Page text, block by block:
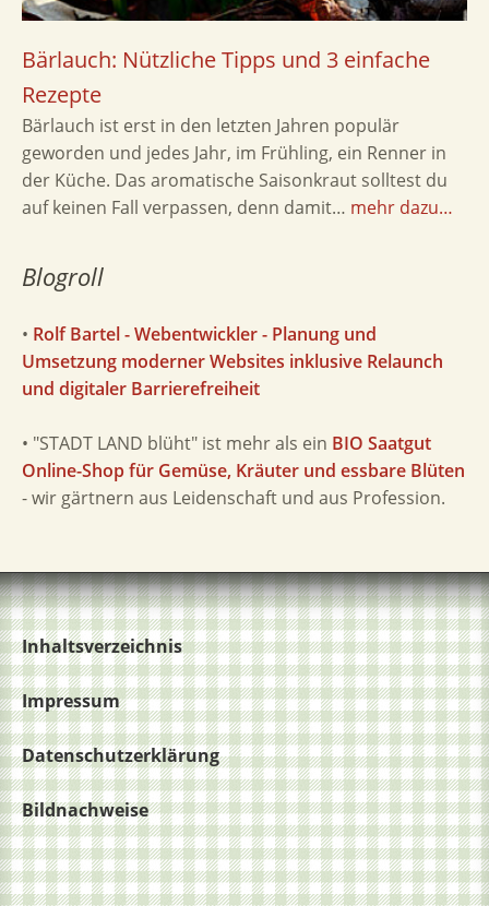
Bärlauch: Nützliche Tipps und 3 einfache
Rezepte
Bärlauch ist erst in den letzten Jahren populär
geworden und jedes Jahr, im Frühling, ein Renner in
der Küche. Das aromatische Saisonkraut solltest du
auf keinen Fall verpassen, denn damit… mehr dazu…
Blogroll
• Rolf Bartel - Webentwickler - Planung und
Umsetzung moderner Websites inklusive Relaunch
und digitaler Barrierefreiheit
• "STADT LAND blüht" ist mehr als ein BIO Saatgut
Online-Shop für Gemüse, Kräuter und essbare Blüten
- wir gärtnern aus Leidenschaft und aus Profession.
Inhaltsverzeichnis
Impressum
Datenschutzerklärung
Bildnachweise